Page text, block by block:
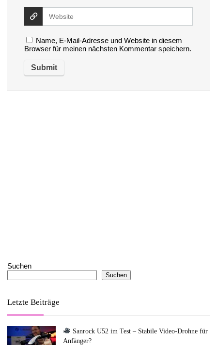
Name, E-Mail-Adresse und Website in diesem
Browser für meinen nächsten Kommentar speichern.
Suchen
Suchen
Letzte Beiträge
Sanrock U52 im Test – Stabile Video-Drohne für
Anfänger?